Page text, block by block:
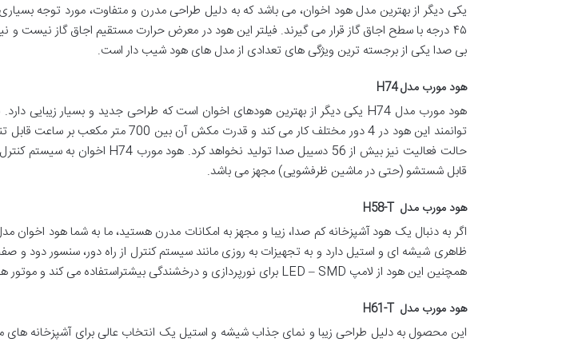
یکی دیگر از بهترین مدل هود اخوان، می باشد که به دلیل طراحی مدرن و متفاوت، مورد توجه
۴۵ درجه‌ با سطح اجاق گاز قرار می گیرند. فیلتر این هود در معرض حرارت مستقیم اجاق گاز نیست و
بی صدا یکی از برجسته ترین ویژگی های تعدادی از مدل های هود شیب دار است.
هود مورب مدل H74
قابل شستشو (حتی در ماشین ظرفشویی) مجهز می باشد.
هود مورب مدل H58-T
همچنین این هود از لامپ LED – SMD برای نورپردازی و درخشندگی بیشتراستفاده می کند و موتور هود دارای پروانه های از جنس باکالیت ( الیاف نسوز ) می باشد.
هود مورب مدل H61-T